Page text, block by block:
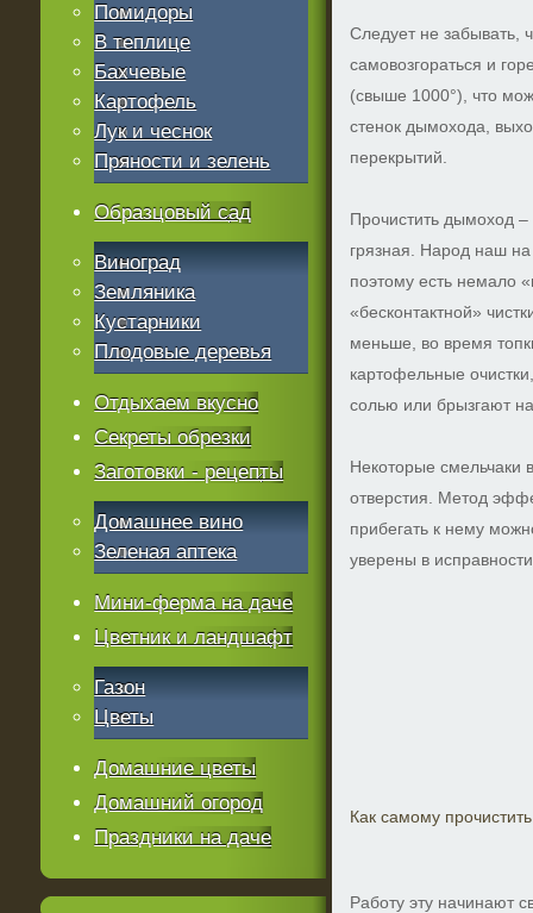
Следует не забывать,
самовозгораться и
(свыше 1000°), что
стенок дымохода,
перекрытий.
Прочистить дымоход
грязная. Народ наш
поэтому есть немало
«бесконтактной»
меньше, во время
картофельные
солью или брызгают
Некоторые смельчаки
отверстия. Метод
прибегать к нему
уверены в
Как самому
Работу эту начинают
Помидоры
В теплице
Бахчевые
Картофель
Лук и чеснок
Пряности и зелень
Образцовый сад
Виноград
Земляника
Кустарники
Плодовые деревья
Отдыхаем вкусно
Секреты обрезки
Заготовки - рецепты
Домашнее вино
Зеленая аптека
Мини-ферма на даче
Цветник и ландшафт
Газон
Цветы
Домашние цветы
Домашний огород
Праздники на даче